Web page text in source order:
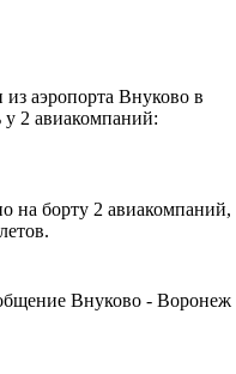
аэропорта Внуково в
2 авиакомпаний:
на борту 2 авиакомпаний,
Внуково - Воронеж